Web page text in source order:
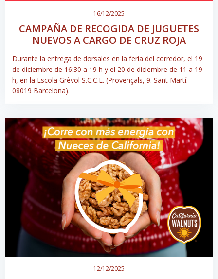
16/12/2025
CAMPAÑA DE RECOGIDA DE JUGUETES
NUEVOS A CARGO DE CRUZ ROJA
Durante la entrega de dorsales en la feria del corredor, el 19
de diciembre de 16:30 a 19 h y el 20 de diciembre de 11 a 19
h, en la Escola Grèvol S.C.C.L. (Provençals, 9. Sant Martí.
08019 Barcelona).
12/12/2025